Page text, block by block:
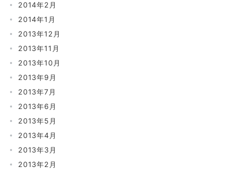
2014年2月
2014年1月
2013年12月
2013年11月
2013年10月
2013年9月
2013年7月
2013年6月
2013年5月
2013年4月
2013年3月
2013年2月